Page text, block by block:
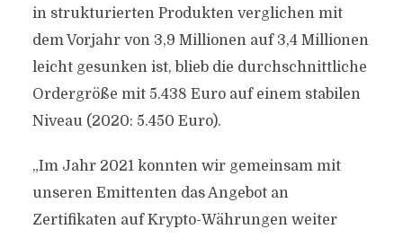
in strukturierten Produkten verglichen mit
dem Vorjahr von 3,9 Millionen auf 3,4 Millionen
leicht gesunken ist, blieb die durchschnittliche
Ordergröße mit 5.438 Euro auf einem stabilen
Niveau (2020: 5.450 Euro).
„Im Jahr 2021 konnten wir gemeinsam mit
unseren Emittenten das Angebot an
Zertifikaten auf Krypto-Währungen weiter